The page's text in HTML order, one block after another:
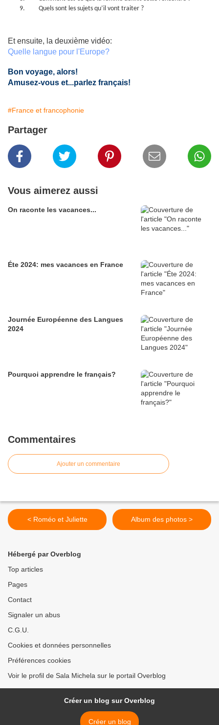
9.
Quels sont les sujets qu’il vont traiter ?
Et ensuite, la deuxième vidéo:
Quelle langue pour l'Europe?
Bon voyage, alors!
Amusez-vous et...parlez français!
#France et francophonie
Partager
Vous aimerez aussi
On raconte les vacances...
Éte 2024: mes vacances en France
Journée Européenne des Langues
2024
Pourquoi apprendre le français?
Commentaires
Ajouter un commentaire
< Roméo et Juliette Album des photos >
Hébergé par Overblog
Top articles
Pages
Contact
Signaler un abus
C.G.U.
Cookies et données personnelles
Préférences cookies
Voir le profil de Sala Michela sur le portail Overblog
Créer un blog sur Overblog
Créer un blog